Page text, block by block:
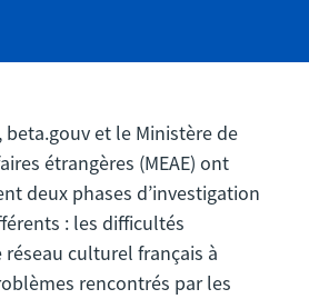
beta.gouv et le Ministère de
étrangères (MEAE) ont
deux phases d’investigation
: les difficultés
culturel français à
rencontrés par les